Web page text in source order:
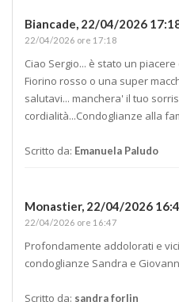
Biancade, 22/04/2026
22/04/2026 ore 17:18
Ciao Sergio... è stato un
Fiorino rosso o una super
salutavi... manchera' il tuo
cordialità...Condoglianze alla
Scritto da: Emanuela Paludo
Monastier, 22/04/2026
22/04/2026 ore 16:47
Profondamente addolorati e
condoglianze Sandra e
Scritto da: sandra forlin